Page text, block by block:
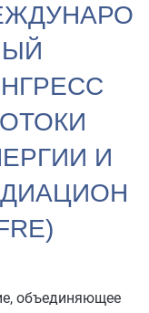
И
объединяющее